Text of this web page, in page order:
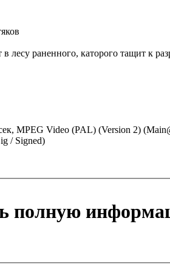
лесу раненного, каторого тащит к
MPEG Video (PAL) (Version 2)
/ Signed)
полную